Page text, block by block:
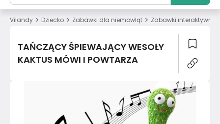
Vilandy > Dziecko > Zabawki dla niemowląt > Zabawki interaktywne
TAŃCZĄCY ŚPIEWAJĄCY WESOŁY
KAKTUS MÓWI I POWTARZA